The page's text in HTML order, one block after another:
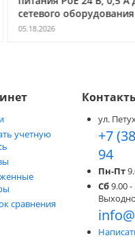
сетевого оборудования
05.18.2026
учетную
сравнения
ул.
+7
94
Пн-Пт
Сб9.00 -